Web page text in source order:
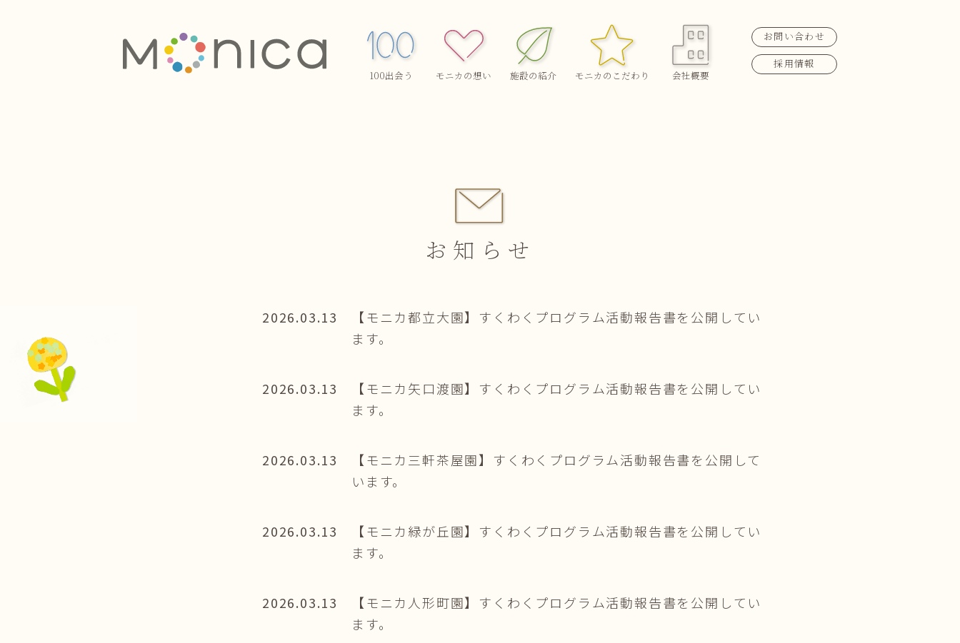
100出会う モニカの想い 施設の紹介 モニカのこだわり 会社概要
お問い合わせ
採用情報
お知らせ
2026.03.13
【モニカ都立大園】すくわくプログラム活動報告書を公開してい
ます。
2026.03.13
【モニカ矢口渡園】すくわくプログラム活動報告書を公開してい
ます。
2026.03.13
【モニカ三軒茶屋園】すくわくプログラム活動報告書を公開して
います。
2026.03.13
【モニカ緑が丘園】すくわくプログラム活動報告書を公開してい
ます。
2026.03.13
【モニカ人形町園】すくわくプログラム活動報告書を公開してい
ます。